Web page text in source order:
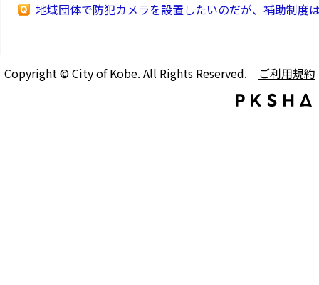
地域団体で防犯カメラを設置したいのだが、補助制度
Copyright © City of Kobe. All Rights Reserved. ご利用規約